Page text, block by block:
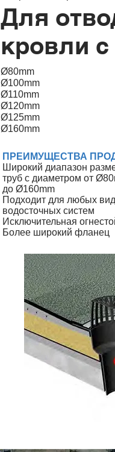
Для
кровли
Ø80mm
Ø100mm
Ø110mm
Ø120mm
Ø125mm
Ø160mm
ПРЕИМУЩЕСТВА
Широкий диапазон
труб с диаметром от
до Ø160mm
Подходит для любых
водосточных систем
Исключительная
Более широкий фланец